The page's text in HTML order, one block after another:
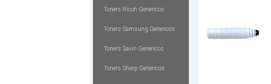
Toners Ricoh Genericos
Toners Samsung Genericos
Toners Savin Genericos
Toners Sharp Genericos